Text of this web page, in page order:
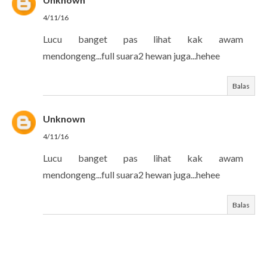
4/11/16
Lucu banget pas lihat kak awam
mendongeng...full suara2 hewan juga...hehee
Balas
Unknown
4/11/16
Lucu banget pas lihat kak awam
mendongeng...full suara2 hewan juga...hehee
Balas